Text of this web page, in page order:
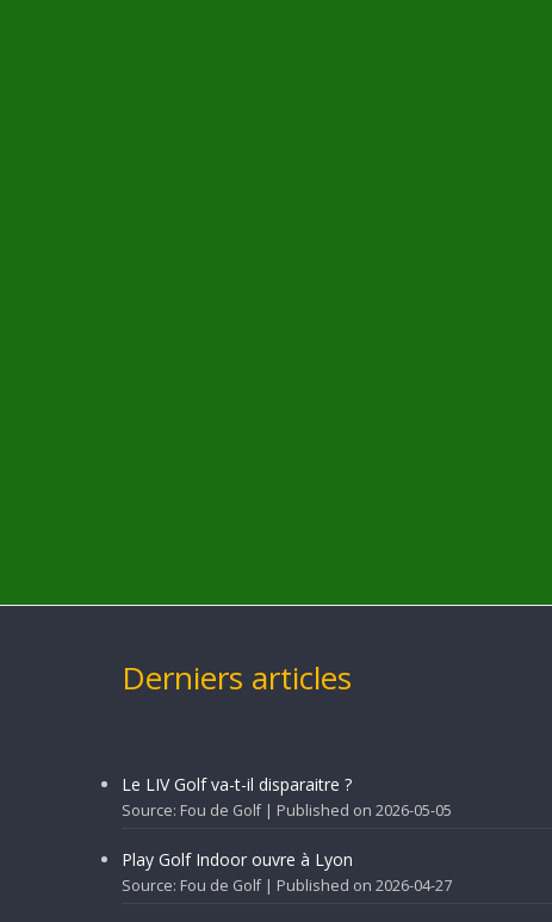
Derniers articles
Le LIV Golf va-t-il disparaitre ?
Source: Fou de Golf Published on 2026-05-05
Play Golf Indoor ouvre à Lyon
Source: Fou de Golf Published on 2026-04-27